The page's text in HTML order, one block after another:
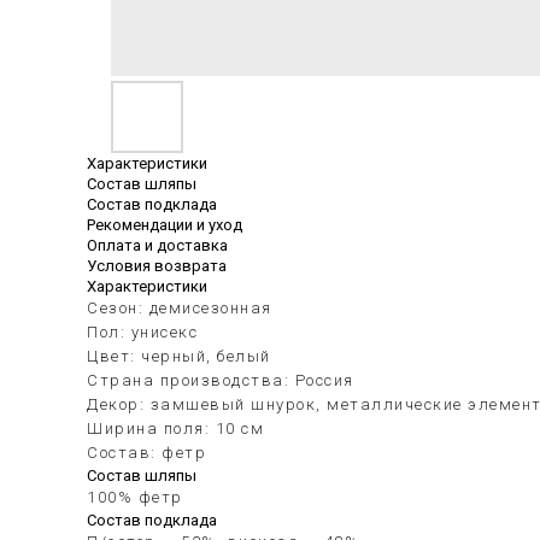
Характеристики
Состав шляпы
Состав подклада
Рекомендации и уход
Оплата и доставка
Условия возврата
Характеристики
Сезон: демисезонная
Пол: унисекс
Цвет: черный, белый
Страна производства: Россия
Декор: замшевый шнурок, металлические
Ширина поля: 10 см
Состав: фетр
Состав шляпы
100% фетр
Состав подклада